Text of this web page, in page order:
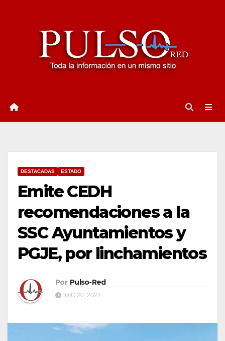
DESTACADAS ESTADO
Emite CEDH
recomendaciones a la
SSC Ayuntamientos y
PGJE, por linchamientos
Por Pulso-Red
DIC 20, 2022